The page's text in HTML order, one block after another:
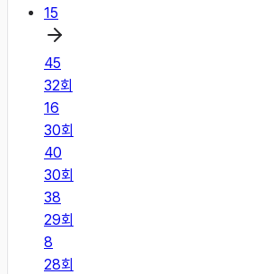
15
45
32회
16
30회
40
30회
38
29회
8
28회